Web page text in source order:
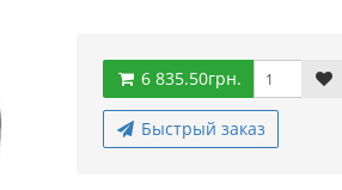
6 835.50грн.
Быстрый заказ